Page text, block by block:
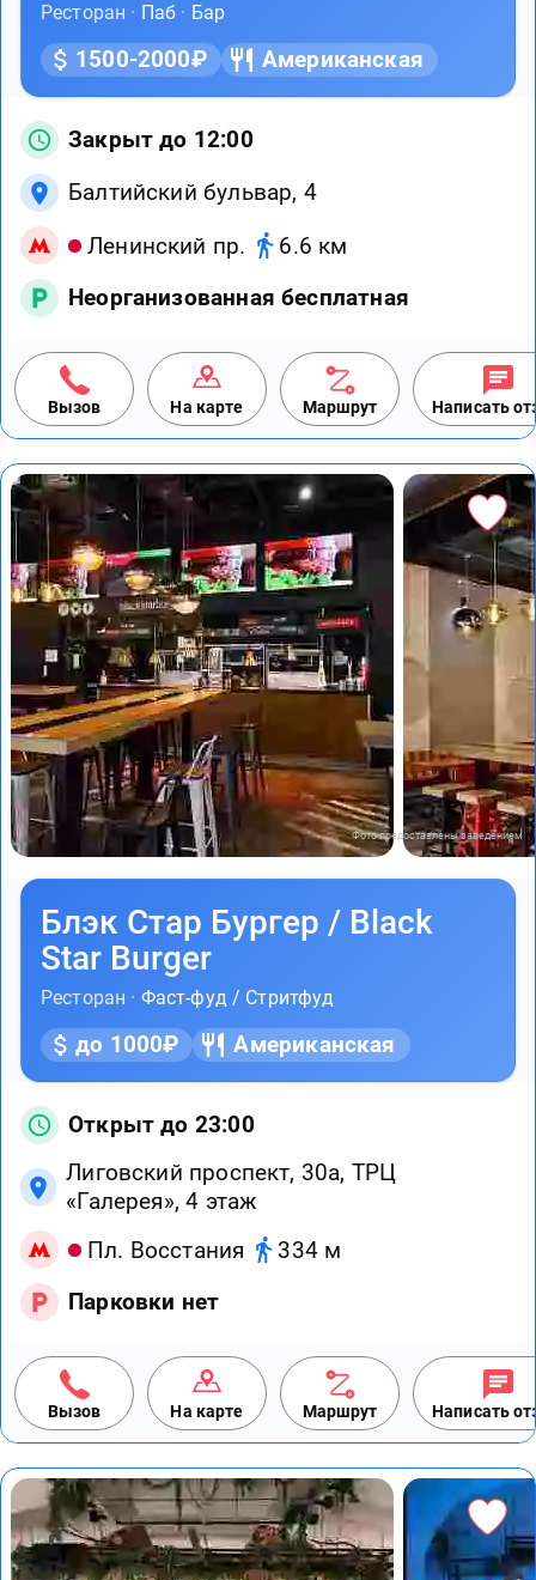
Ресторан · Паб · Бар
1500-2000₽ Американская
Закрыт до 12:00
Балтийский бульвар, 4
Ленинский пр.
6.6 км
Неорганизованная бесплатная
Вызов На карте Маршрут Написать
Фото предоставлены заведением
Блэк Стар Бургер / Black
Star Burger
Ресторан · Фаст-фуд / Стритфуд
до 1000₽ Американская
Открыт до 23:00
Лиговский проспект, 30а, ТРЦ
«Галерея», 4 этаж
Пл. Восстания
334 м
Парковки нет
Вызов На карте Маршрут Написать